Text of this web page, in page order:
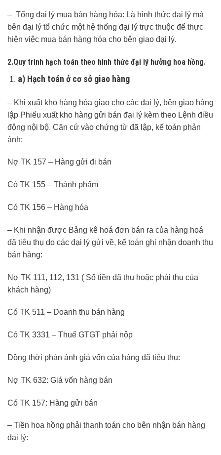
– Tổng đại lý mua bán hàng hóa: Là hình thức đại lý mà
bên đại lý tổ chức một hệ thống đại lý trực thuộc để thực
hiện việc mua bán hàng hóa cho bên giao đại lý.
2.Quy trình hạch toán theo hình thức đại lý hưởng hoa hồng.
a) Hạch toán ở cơ sở giao hàng
– Khi xuất kho hàng hóa giao cho các đại lý, bên giao hàng
lập Phiếu xuất kho hàng gửi bán đại lý kèm theo Lệnh điều
động nội bộ. Căn cứ vào chứng từ đã lập, kế toán phản
ánh:
Nợ TK 157 – Hàng gửi đi bán
Có TK 155 – Thành phẩm
Có TK 156 – Hàng hóa
– Khi nhận được Bảng kê hoá đơn bán ra của hàng hoá
đã tiêu thụ do các đại lý gửi về, kế toán ghi nhận doanh thu
bán hàng:
Nợ TK 111, 112, 131 ( Số tiền đã thu hoặc phải thu của
khách hàng)
Có TK 511 – Doanh thu bán hàng
Có TK 3331 – Thuế GTGT phải nộp
Đồng thời phản ánh giá vốn của hàng đã tiêu thụ:
Nợ TK 632: Giá vốn hàng bán
Có TK 157: Hàng gửi bán
– Tiền hoa hồng phải thanh toán cho bên nhận bán hàng
đại lý: